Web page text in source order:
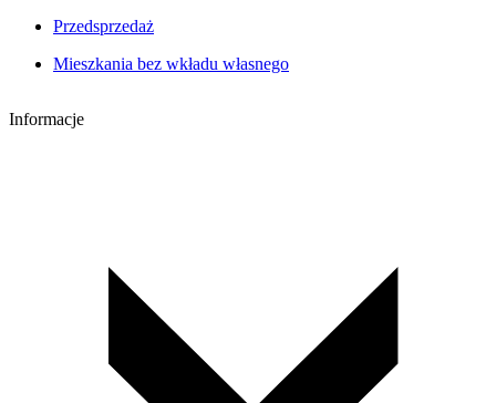
Przedsprzedaż
Mieszkania bez wkładu własnego
Informacje